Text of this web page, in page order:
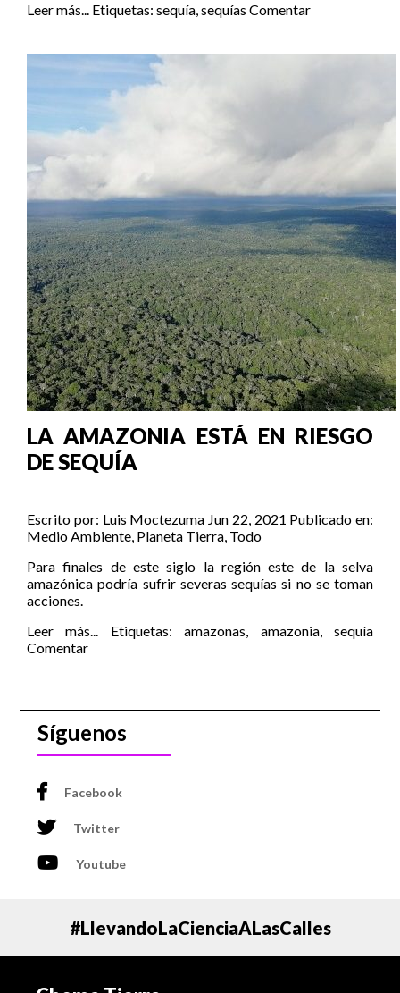
Leer más... Etiquetas: sequía,sequías Comentar
LA AMAZONIA ESTÁ EN RIESGO
DE SEQUÍA
Escrito por: Luis Moctezuma Jun 22, 2021 Publicado en:
Medio Ambiente, Planeta Tierra, Todo
Para finales de este siglo la región este de la selva
amazónica podría sufrir severas sequías si no se toman
acciones.
Leer más...
Etiquetas:amazonas, amazonia,sequía
Comentar
Síguenos
Facebook
Twitter
Youtube
#LlevandoLaCienciaALasCalles